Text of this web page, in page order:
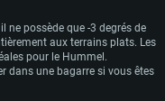
ne possède que -3 degrés de
aux terrains plats. Les
pour le Hummel.
dans une bagarre si vous êtes